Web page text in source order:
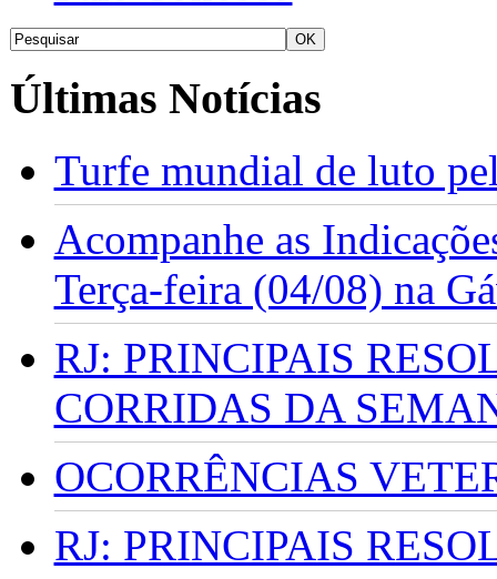
Últimas Notícias
Turfe mundial de luto
Acompanhe as
Terça-feira (04/08) na
RJ: PRINCIPAIS
CORRIDAS DA
OCORRÊNCIAS
RJ: PRINCIPAIS